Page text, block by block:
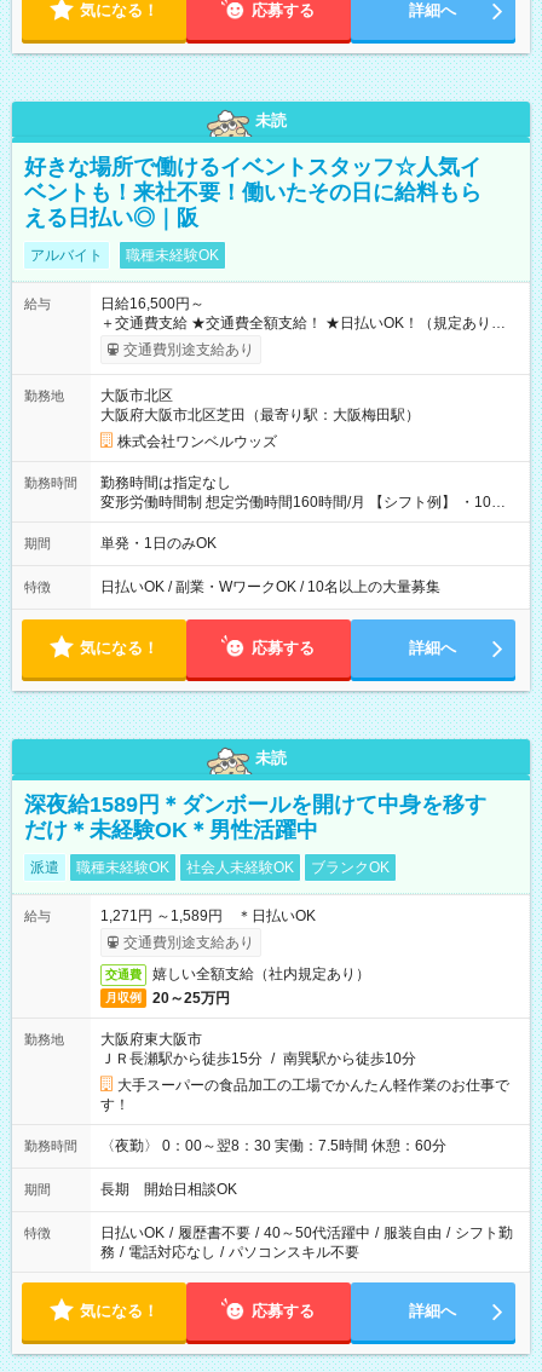
気になる！ 応募する 詳細へ
未読
好きな場所で働けるイベントスタッフ☆人気イ
ベントも！来社不要！働いたその日に給料もら
える日払い◎｜阪
アルバイト 職種未経験OK
給与
日給16,500円～
＋交通費支給 ★交通費全額支給！ ★日払いOK！（規定あり） ┗
働いたその日に現金GET♪ お仕事後はコンビニATMから 日払
交通費別途支給あり
勤務地
大阪市北区
大阪府大阪市北区芝田（最寄り駅：大阪梅田駅）
株式会社ワンベルウッズ
勤務時間
勤務時間は指定なし
変形労働時間制 想定労働時間160時間/月 【シフト例】 ・10：
00～20：00
期間 単発・1日のみOK
特徴 日払いOK / 副業・WワークOK / 10名以上の大量募集
気になる！ 応募する 詳細へ
未読
深夜給1589円＊ダンボールを開けて中身を移す
だけ＊未経験OK＊男性活躍中
派遣 職種未経験OK 社会人未経験OK ブランクOK
給与
1,271円 ～1,589円 ＊日払いOK
交通費別途支給あり
交通費 嬉しい全額支給（社内規定あり）
月収例 20～25万円
勤務地
大阪府東大阪市
ＪＲ長瀬駅から徒歩15分 / 南巽駅から徒歩10分
大手スーパーの食品加工の工場でかんたん軽作業のお仕事で
す！
勤務時間 〈夜勤〉 0：00～翌8：30 実働：7.5時間 休憩：60分
期間 長期 開始日相談OK
特徴 日払いOK / 履歴書不要 / 40～50代活躍中 / 服装自由 / シフト勤
務 / 電話対応なし / パソコンスキル不要
気になる！ 応募する 詳細へ